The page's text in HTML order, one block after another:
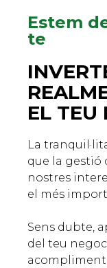
Estem
te
EL TEU
La
que la gestió
nostres
el més
Sens dubte,
del teu
acompliment